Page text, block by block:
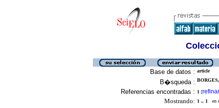
Base de datos : article
B�squeda :
Referencias encontradas : 1 [refinar
Mostrando: 1 .. 1 en